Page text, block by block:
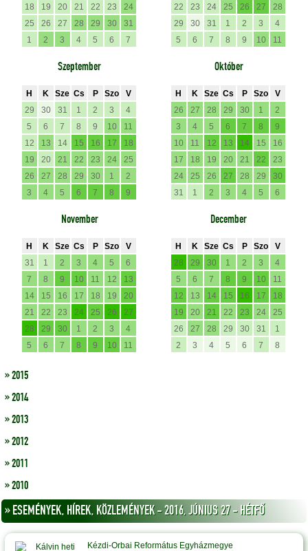
18
19 20 21 22 23
24
25
26 27 28 29 30
31
1
2 3 4 5 6 7
22
23 24 25 26 27
28
29
30 31 1 2 3
4
5
6 7 8 9 10 11
Szeptember
H K Sze Cs P Szo
V
29
30 31 1 2 3
4
5
6 7 8 9 10
11
12
13 14 15 16 17
18
19
20 21 22 23 24
25
26
27 28 29 30 1
2
3
4 5 6 7 8 9
Október
H K Sze Cs P Szo
V
26
27 28 29 30 1
2
3
4 5 6 7 8
9
10
11 12 13 14 15
16
17
18 19 20 21 22
23
24
25 26 27 28 29
30
31
1 2 3 4 5 6
November
H K Sze Cs P Szo
V
31
1 2 3 4 5
6
7
8 9 10 11 12
13
14
15 16 17 18 19
20
21
22 23 24 25 26
27
28
29 30 1 2 3
4
5
6 7 8 9 10 11
December
H K Sze Cs P Szo
V
28
29 30 1 2 3
4
5
6 7 8 9 10
11
12
13 14 15 16 17
18
19
20 21 22 23 24
25
26
27 28 29 30 31
1
2
3 4 5 6 7 8
» 2015
» 2014
» 2013
» 2012
» 2011
» 2010
» ESEMÉNYEK, HÍREK, KÖZLEMÉNYEK - 2016, JÚNIUS 27 - HÉTFŐ
Kézdi-Orbai Református Egyházmegye